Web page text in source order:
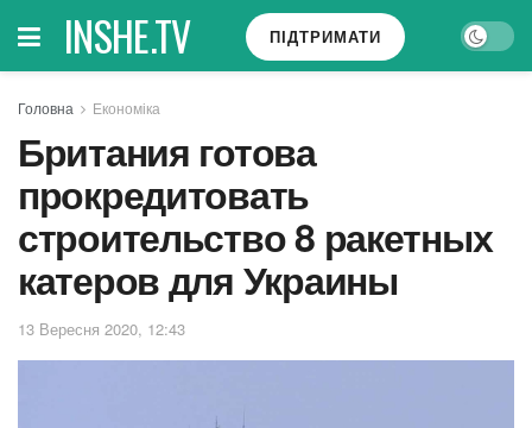
INSHE.TV ПІДТРИМАТИ
Головна Економіка
Британия готова
прокредитовать
строительство 8 ракетных
катеров для Украины
13 Вересня 2020, 12:43